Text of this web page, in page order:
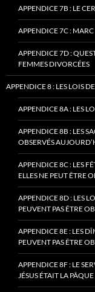
APPENDICE 7B : LE
APPENDICE 7C : MARC
APPENDICE 7D :
FEMMES DIVORCÉES
APPENDICE 8 : LES LOIS
APPENDICE 8A : LES
APPENDICE 8B : LES
OBSERVÉS
APPENDICE 8C : LES
ELLES NE PEUT ÊTRE
APPENDICE 8D : LES
PEUVENT PAS ÊTRE
APPENDICE 8E : LES
PEUVENT PAS ÊTRE
APPENDICE 8F : LE
JÉSUS ÉTAIT LA PÂQUE